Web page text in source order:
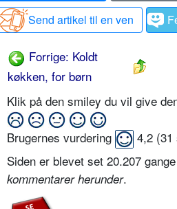
Send artikel til en ven
Forrige: Koldt
køkken, for børn
Klik på den smiley du vil give
Brugernes vurdering 4,2 (31
Siden er blevet set 20.207
kommentarer herunder.